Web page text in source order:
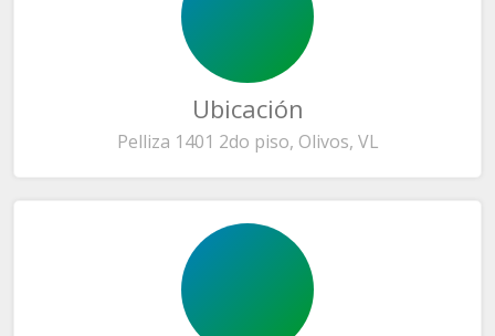
Ubicación
Pelliza 1401 2do piso, Olivos, VL